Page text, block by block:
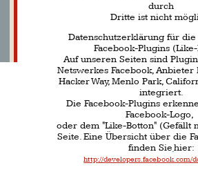
http://developers.facebook.com/docs/plugins/.
Plugin eine direkte Verbindung zwischen Ihrem
Browser und dem Facebook-Server hergestellt.
Facebook erhält dadurch die Information, dass Sie
mit Ihrer IP-Adresse unsere Seite besucht haben.
Wenn Sie den Facebook "Like-Botton" anklicken
während Sie in Ihrem Facebook- Account
eingeloggt sind, können Sie die Inhalte unserer
Seiten auf Ihrem
Facebook-Profil verlinken.
Dadurch kann Facebook den Besuch unserer
Seiten Ihrem
Benutzerkonto zuordnen.
Wir weisen darauf hin, dass wir als Anbieter der
Seiten keine Kenntnis vom Inhalt der übermittelten
Daten, sowie deren Nutzung durch Facebook
erhalten.
Weitere Informationen hierzu finden Sie in der